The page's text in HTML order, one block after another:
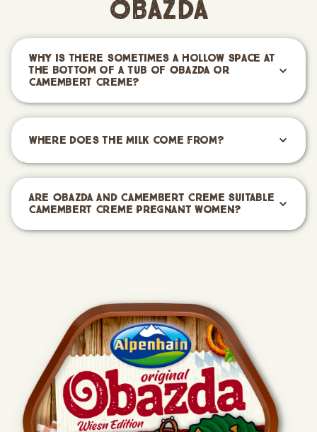
Obazda
Why is there sometimes a hollow space at
the bottom of a tub of Obazda or
Camembert Creme?
Where does the milk come from?
Are Obazda and Camembert Creme suitable
Camembert Creme pregnant women?